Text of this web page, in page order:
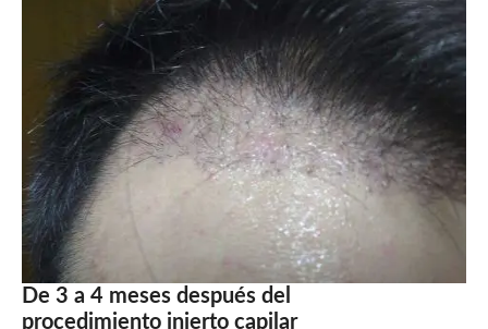
De 3 a 4 meses después del
procedimiento injerto capilar